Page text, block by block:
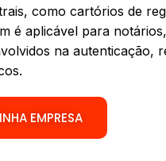
como cartórios de
é aplicável para
na autenticação,
EMPRESA